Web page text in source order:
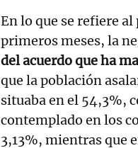
En lo que se refiere
primeros meses, la
del acuerdo que ha
que la población
situaba en el 54,3%,
contemplado en los
3,13%, mientras que